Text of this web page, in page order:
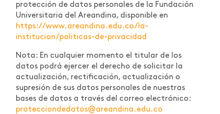
protección de datos personales de la Fundación
Universitaria del Areandina, disponible en
https://www.areandina.edu.co/la-
institucion/politicas-de-privacidad
Nota: En cualquier momento el titular de los
datos podrá ejercer el derecho de solicitar la
actualización, rectificación, actualización o
supresión de sus datos personales de nuestras
bases de datos a través del correo electrónico:
protecciondedatos@areandina.edu.co